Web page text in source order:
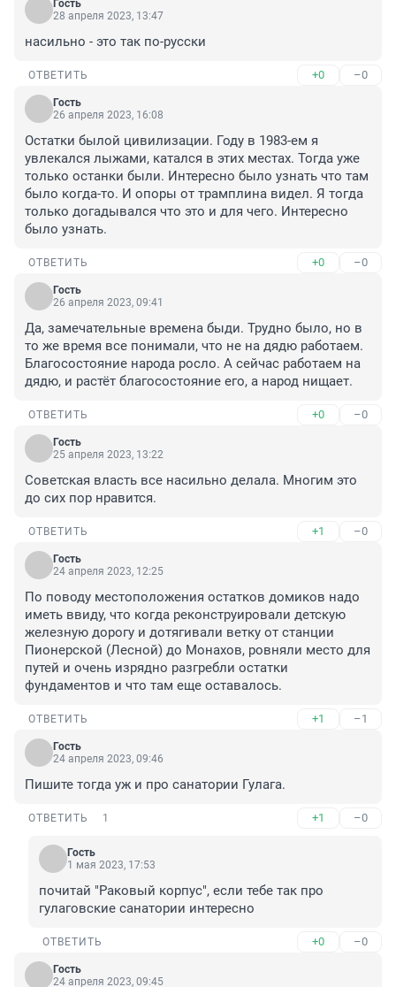
Гость
28 апреля 2023, 13:47
насильно - это так по-русски
ОТВЕТИТЬ +0 –0
Гость
26 апреля 2023, 16:08
Остатки былой цивилизации. Году в 1983-ем я
увлекался лыжами, катался в этих местах. Тогда уже
только останки были. Интересно было узнать что там
было когда-то. И опоры от трамплина видел. Я тогда
только догадывался что это и для чего. Интересно
было узнать.
ОТВЕТИТЬ +0 –0
Гость
26 апреля 2023, 09:41
Да, замечательные времена быди. Трудно было, но в
то же время все понимали, что не на дядю работаем.
Благосостояние народа росло. А сейчас работаем на
дядю, и растёт благосостояние его, а народ нищает.
ОТВЕТИТЬ +0 –0
Гость
25 апреля 2023, 13:22
Советская власть все насильно делала. Многим это
до сих пор нравится.
ОТВЕТИТЬ +1 –0
Гость
24 апреля 2023, 12:25
По поводу местоположения остатков домиков надо
иметь ввиду, что когда реконструировали детскую
железную дорогу и дотягивали ветку от станции
Пионерской (Лесной) до Монахов, ровняли место для
путей и очень изрядно разгребли остатки
фундаментов и что там еще оставалось.
ОТВЕТИТЬ +1 –1
Гость
24 апреля 2023, 09:46
Пишите тогда уж и про санатории Гулага.
ОТВЕТИТЬ 1 +1 –0
Гость
1 мая 2023, 17:53
почитай "Раковый корпус", если тебе так про
гулаговские санатории интересно
ОТВЕТИТЬ +0 –0
Гость
24 апреля 2023, 09:45